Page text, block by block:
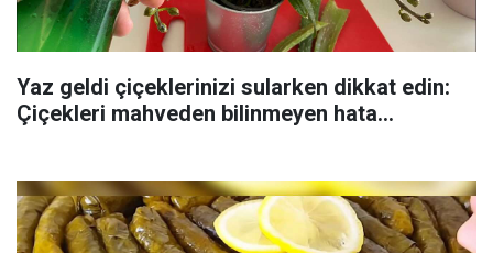
Yaz geldi çiçeklerinizi sularken dikkat edin:
Çiçekleri mahveden bilinmeyen hata...